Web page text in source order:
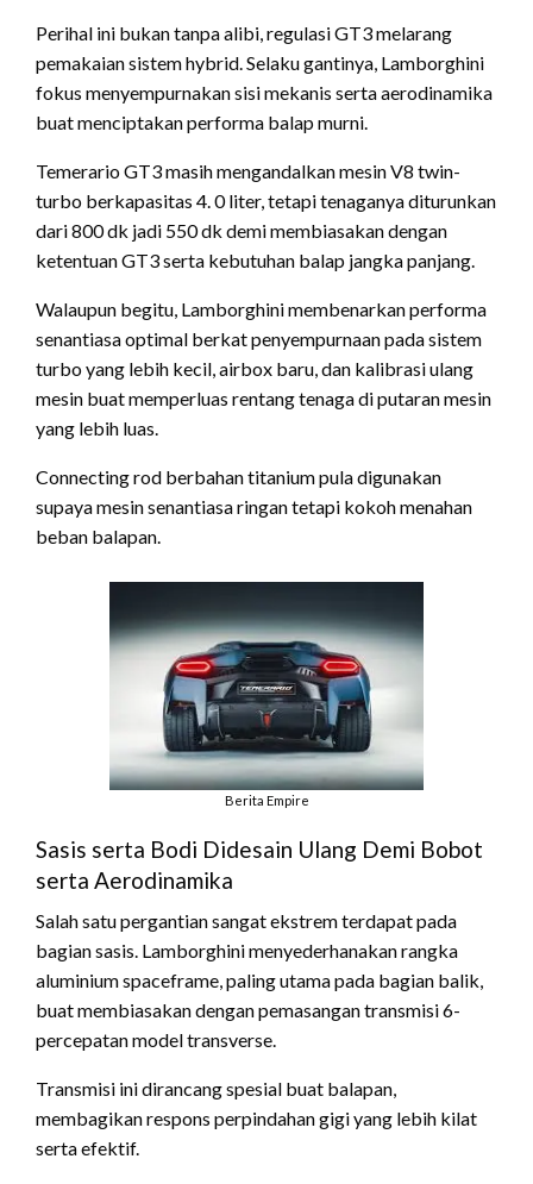
Perihal ini bukan tanpa alibi, regulasi GT3 melarang
pemakaian sistem hybrid. Selaku gantinya, Lamborghini
fokus menyempurnakan sisi mekanis serta aerodinamika
buat menciptakan performa balap murni.
Temerario GT3 masih mengandalkan mesin V8 twin-
turbo berkapasitas 4. 0 liter, tetapi tenaganya diturunkan
dari 800 dk jadi 550 dk demi membiasakan dengan
ketentuan GT3 serta kebutuhan balap jangka panjang.
Walaupun begitu, Lamborghini membenarkan performa
senantiasa optimal berkat penyempurnaan pada sistem
turbo yang lebih kecil, airbox baru, dan kalibrasi ulang
mesin buat memperluas rentang tenaga di putaran mesin
yang lebih luas.
Connecting rod berbahan titanium pula digunakan
supaya mesin senantiasa ringan tetapi kokoh menahan
beban balapan.
Berita Empire
Sasis serta Bodi Didesain Ulang Demi Bobot
serta Aerodinamika
Salah satu pergantian sangat ekstrem terdapat pada
bagian sasis. Lamborghini menyederhanakan rangka
aluminium spaceframe, paling utama pada bagian balik,
buat membiasakan dengan pemasangan transmisi 6-
percepatan model transverse.
Transmisi ini dirancang spesial buat balapan,
membagikan respons perpindahan gigi yang lebih kilat
serta efektif.